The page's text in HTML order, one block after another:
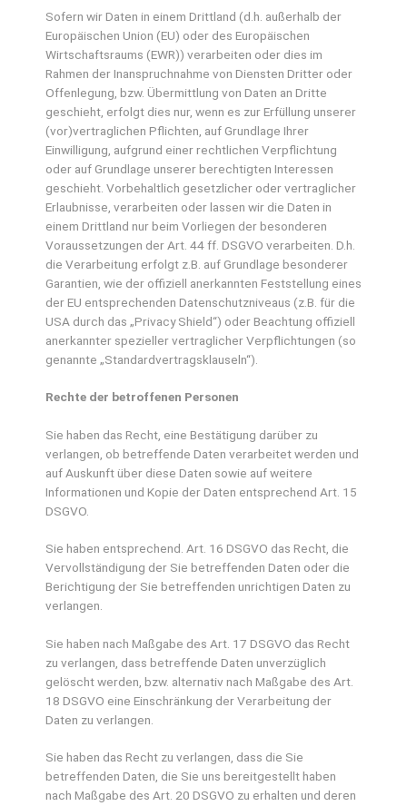
Sofern wir Daten in einem Drittland (d.h. außerhalb der
Europäischen Union (EU) oder des Europäischen
Wirtschaftsraums (EWR)) verarbeiten oder dies im
Rahmen der Inanspruchnahme von Diensten Dritter oder
Offenlegung, bzw. Übermittlung von Daten an Dritte
geschieht, erfolgt dies nur, wenn es zur Erfüllung unserer
(vor)vertraglichen Pflichten, auf Grundlage Ihrer
Einwilligung, aufgrund einer rechtlichen Verpflichtung
oder auf Grundlage unserer berechtigten Interessen
geschieht. Vorbehaltlich gesetzlicher oder vertraglicher
Erlaubnisse, verarbeiten oder lassen wir die Daten in
einem Drittland nur beim Vorliegen der besonderen
Voraussetzungen der Art. 44 ff. DSGVO verarbeiten. D.h.
die Verarbeitung erfolgt z.B. auf Grundlage besonderer
Garantien, wie der offiziell anerkannten Feststellung eines
der EU entsprechenden Datenschutzniveaus (z.B. für die
USA durch das „Privacy Shield“) oder Beachtung offiziell
anerkannter spezieller vertraglicher Verpflichtungen (so
genannte „Standardvertragsklauseln“).
Rechte der betroffenen Personen
Sie haben das Recht, eine Bestätigung darüber zu
verlangen, ob betreffende Daten verarbeitet werden und
auf Auskunft über diese Daten sowie auf weitere
Informationen und Kopie der Daten entsprechend Art. 15
DSGVO.
Sie haben entsprechend. Art. 16 DSGVO das Recht, die
Vervollständigung der Sie betreffenden Daten oder die
Berichtigung der Sie betreffenden unrichtigen Daten zu
verlangen.
Sie haben nach Maßgabe des Art. 17 DSGVO das Recht
zu verlangen, dass betreffende Daten unverzüglich
gelöscht werden, bzw. alternativ nach Maßgabe des Art.
18 DSGVO eine Einschränkung der Verarbeitung der
Daten zu verlangen.
Sie haben das Recht zu verlangen, dass die Sie
betreffenden Daten, die Sie uns bereitgestellt haben
nach Maßgabe des Art. 20 DSGVO zu erhalten und deren